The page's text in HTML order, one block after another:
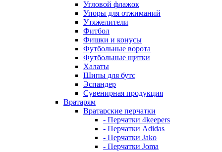
Угловой флажок
Упоры для отжиманий
Утяжелители
Фитбол
Фишки и конусы
Футбольные ворота
Футбольные щитки
Халаты
Шипы для бутс
Эспандер
Сувенирная продукция
Вратарям
Вратарские перчатки
- Перчатки 4keepers
- Перчатки Adidas
- Перчатки Jako
- Перчатки Joma